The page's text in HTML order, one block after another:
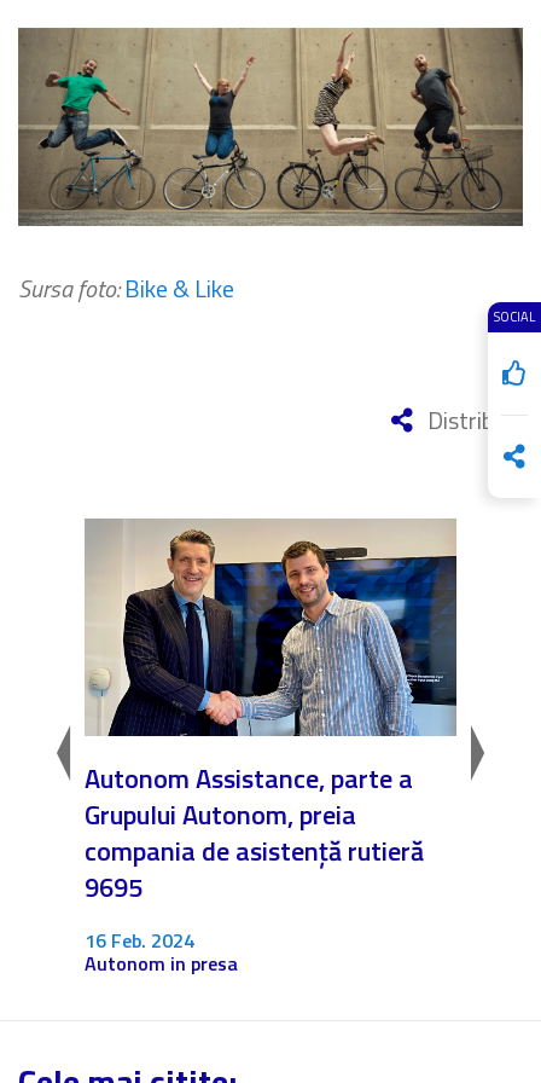
SOCIAL
Sursa foto:Bike & Like
Distribuie
Autonom Assistance, parte a
Grupului Autonom, preia
compania de asistență rutieră
9695
16 Feb. 2024
Autonom in presa